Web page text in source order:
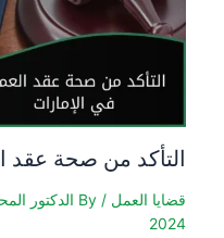
التأكد من صحة عقد
قضايا العمل / By الدكتور
2024